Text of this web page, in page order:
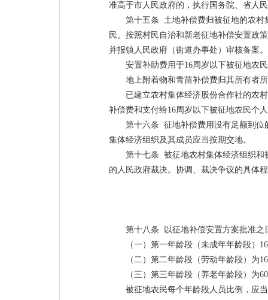
准高于市人民政府的，执行国务院、省人
第十五条 土地补偿费归被征地的农村
民。按照村民自治和新老征地补偿安置政
并报镇人民政府（街道办事处）审核备案。
安置补助费用于16周岁以下被征地农
地上附着物和青苗补偿费归其所有者
已建立农村集体经济股份合作社的农
补偿费和支付给16周岁以下被征地农民个
第十六条 征地补偿费用没有足额到位
集体经济组织及其成员应当按期交地。
第十七条 被征地农村集体经济组织和
的人民政府裁决。协调、裁决争议的具体
第十八条 以征地补偿安置方案批准之
（一）第一年龄段（未成年年龄段）
（二）第二年龄段（劳动年龄段）为
（三）第三年龄段（养老年龄段）为
被征地农民每个年龄段人员比例，应